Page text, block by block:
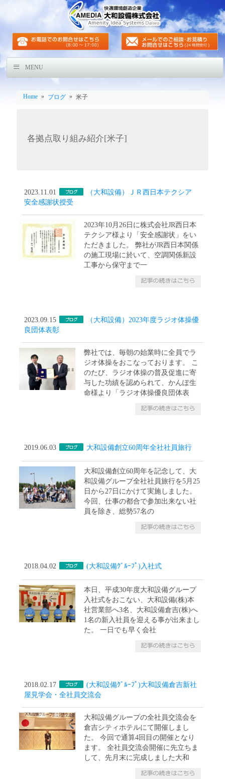
MENU
Home » ブログ » 米子
各拠点取り組み紹介[米子]
2023.11.01
（大和設備）ＪＲ西日本テクシア
安全感謝状授受
2023年10月26日に株式会社JR西日本
テクシア様より「安全感謝状」をい
ただきました。 弊社がJR西日本関係
の施工現場に於いて、空調関係新設
工事から保守まで一
2023.09.15
（大和設備）2023年度ラジオ体操優
良団体表彰
弊社では、毎朝の始業時に全員でラ
ジオ体操をおこなっております。 こ
のたび、ラジオ体操の普及促進に寄
与した功績を認められて、かんぽ生
命様より「ラジオ体操優良団体表
2019.06.03 大和設備創立60周年全社社員旅行
大和設備創立60周年を記念して、大
和設備グループ全社社員旅行を5月25
日から27日にかけて実施しました。
今回、仕事の都合で参加出来ない社
員を除き、総勢57名の
2018.04.02 (大和設備ｸﾞﾙｰﾌﾟ)入社式
本日、平成30年度大和設備グループ
入社式をおこない、大和設備(株)本
社営業部へ3名、大和設備倉吉(株)へ
1名の新入社員を迎える事が出来まし
た。 一日でも早く会社
2018.02.17
(大和設備ｸﾞﾙｰﾌﾟ)大和設備倉吉新社
屋見学会・全社員交流会
大和設備グループの全社員交流会を
倉吉シティホテルにて開催しまし
た。 今回で通算4回目の開催となり
ます。 全社員交流会開催に先立ちま
して、先月末に完成しました大和